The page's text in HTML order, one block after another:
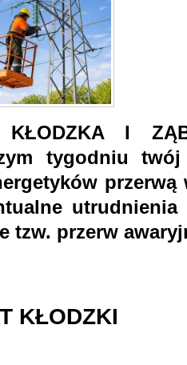
KŁODZKA I
tygodniu
tzw. przerw
KŁODZKI